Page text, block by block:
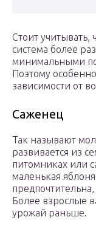
Стоит учитывать,
система более
минимальными
Поэтому
зависимости от
Саженец
Так называют
развивается из
питомниках или
маленькая
Более взрослые
урожай раньше.